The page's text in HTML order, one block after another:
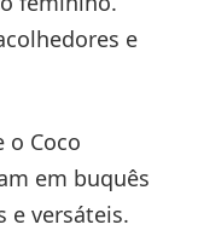
e
o Coco
em buquês
e versáteis.